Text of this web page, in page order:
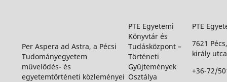
Per Aspera ad Astra, a Pécsi
Tudományegyetem
művelődés- és
egyetemtörténeti közleményei
PTE Egyetemi
Könyvtár és
Tudásközpont –
Történeti
Gyűjtemények
Osztálya
PTE
7621
király
+36-72/